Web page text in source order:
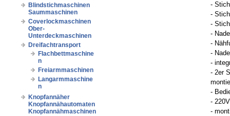
Blindstichmaschinen
Saummaschinen
Coverlockmaschinen
Ober-
Unterdeckmaschinen
Dreifachtransport
Flachbettmaschine
n
Freiarmmaschinen
Langarmmaschine
n
Knopfannäher
Knopfannähautomaten
Knopfannähmaschinen
-
-
-
-
-
-
-
- 2er
-
-
-